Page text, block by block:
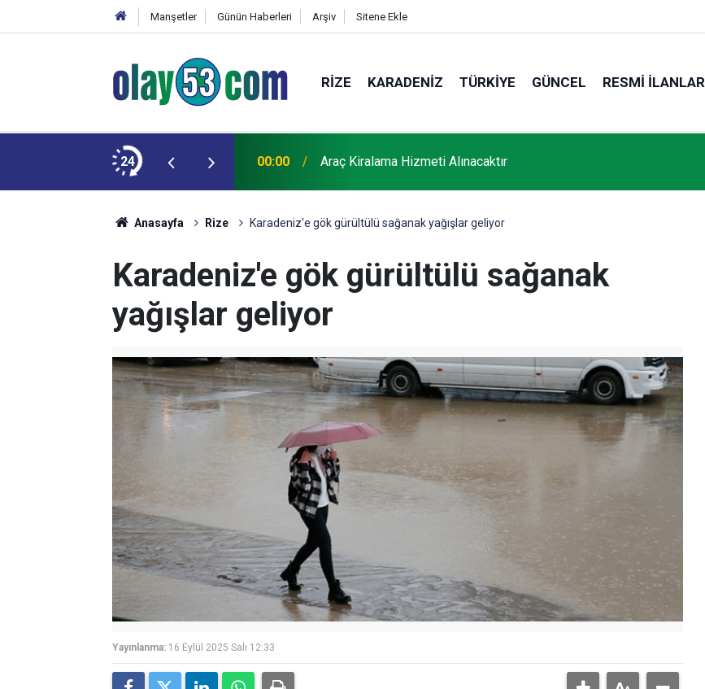
Manşetler Günün Haberleri Arşiv Sitene Ekle
RIZE KARADENIZ TÜRKIYE GÜNCEL RESMI İLANLAR
24 00:00 Araç Kiralama Hizmeti Alınacaktır
Anasayfa Rize Karadeniz'e gök gürültülü sağanak yağışlar geliyor
Karadeniz'e gök gürültülü sağanak
yağışlar geliyor
Yayınlanma: 16 Eylül 2025 Salı 12:33